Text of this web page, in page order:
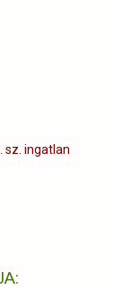
sz. ingatlan